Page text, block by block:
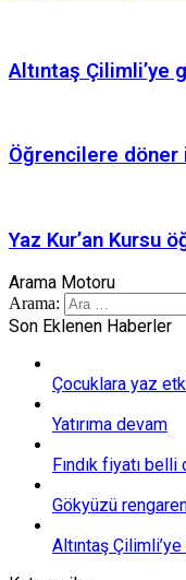
Altıntaş Çilimli’ye
Öğrencilere döner
Yaz Kur’an Kursu
Arama Motoru
Arama:
Son Eklenen Haberler
Çocuklara yaz
Yatırıma devam
Fındık fiyatı belli
Gökyüzü
Altıntaş